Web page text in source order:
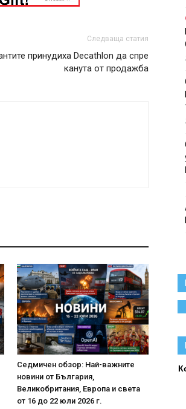
Следваща статия
принудиха Decathlon да спре
канута от продажба
Седмичен обзор: Най-важните
новини от България,
Великобритания, Европа и света
от 16 до 22 юли 2026 г.